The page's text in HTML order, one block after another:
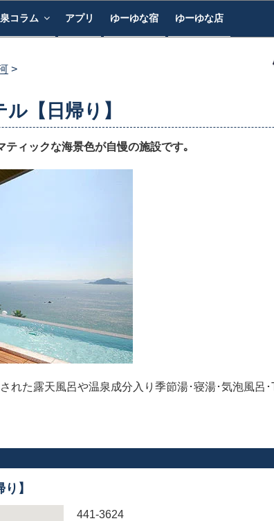
コラム アプリ ゆーゆな宿 ゆーゆな店
【日帰り】
ィックな海景色が自慢の施設です｡
れた露天風呂や温泉成分入り季節湯･寝湯･気泡風呂
】
441-3624